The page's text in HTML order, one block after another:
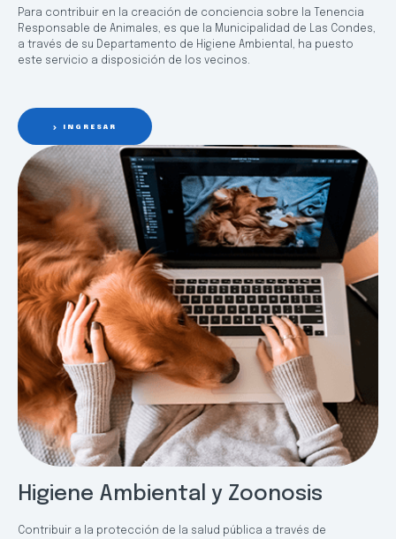
Para contribuir en la creación de conciencia sobre la Tenencia
Responsable de Animales, es que la Municipalidad de Las Condes,
a través de su Departamento de Higiene Ambiental, ha puesto
este servicio a disposición de los vecinos.
INGRESAR
Higiene Ambiental y Zoonosis
Contribuir a la protección de la salud pública a través de